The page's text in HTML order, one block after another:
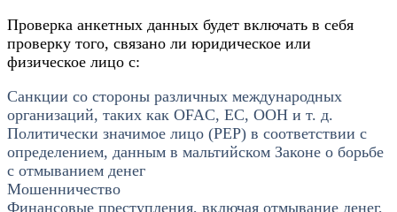
Проверка анкетных данных будет включать в себя
проверку того, связано ли юридическое или
физическое лицо с:
Санкции со стороны различных международных
организаций, таких как OFAC, ЕС, ООН и т. д.
Политически значимое лицо (PEP) в соответствии с
определением, данным в мальтийском Законе о борьбе
с отмыванием денег
Мошенничество
Финансовые преступления, включая отмывание денег,